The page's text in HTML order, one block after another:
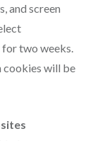
and screen
two weeks.
cookies will be